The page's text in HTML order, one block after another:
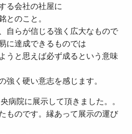
る会社の社屋に
とのこと。
自らが信じる強く広大なもので
に達成できるものでは
うと思えば必ず成るという意味
強く硬い意志を感じます。
病院に展示して頂きました。。
ものです。縁あって展示の運び